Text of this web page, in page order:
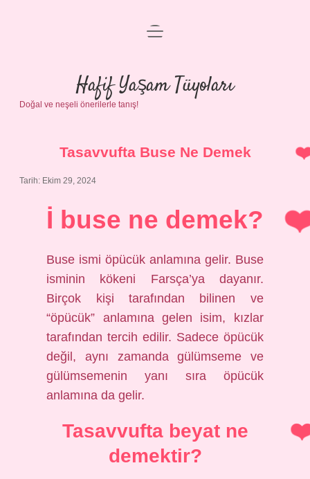
Anasayfa
Gizlilik Politikası
Yasal Uyarı
menüyü
Hafif Yaşam Tüyoları
Doğal ve neşeli önerilerle tanış!
Tasavvufta Buse Ne Demek
Tarih: Ekim 29, 2024
İ buse ne demek?
Buse ismi öpücük anlamına gelir. Buse
isminin kökeni Farsça’ya dayanır.
Birçok kişi tarafından bilinen ve
“öpücük” anlamına gelen isim, kızlar
tarafından tercih edilir. Sadece öpücük
değil, aynı zamanda gülümseme ve
gülümsemenin yanı sıra öpücük
anlamına da gelir.
Tasavvufta beyat ne
demektir?